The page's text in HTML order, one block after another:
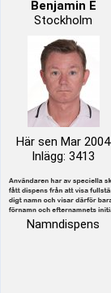
Benjamin E
Stockholm
Här sen Mar 2004
Inlägg: 3413
Namndispens